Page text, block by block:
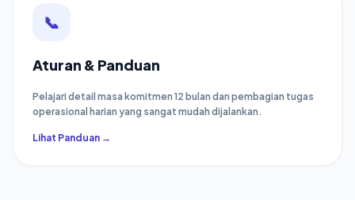
📞
Aturan & Panduan
Pelajari detail masa komitmen 12 bulan dan pembagian tugas
operasional harian yang sangat mudah dijalankan.
Lihat Panduan →